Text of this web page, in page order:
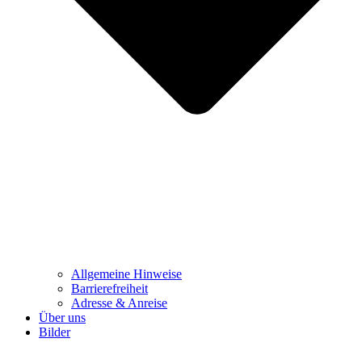
Allgemeine Hinweise
Barrierefreiheit
Adresse & Anreise
Über uns
Bilder